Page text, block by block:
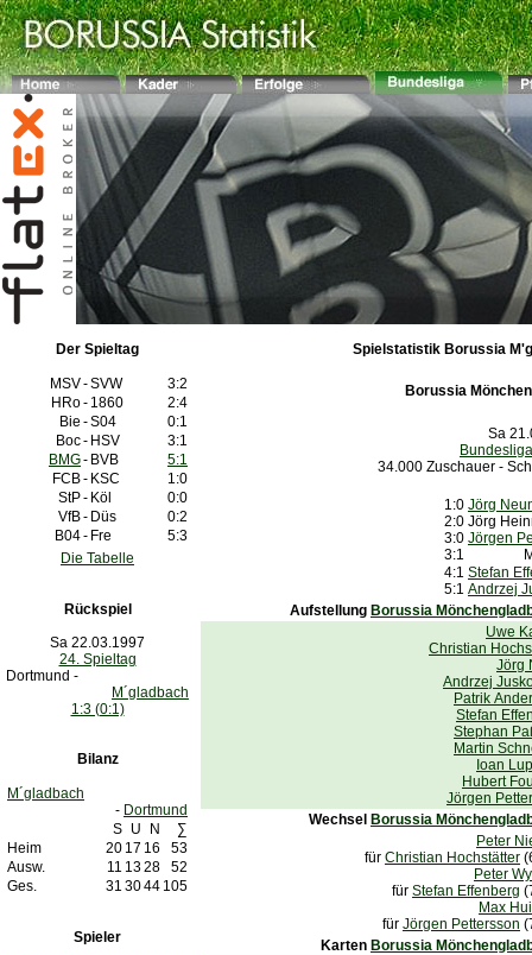
Der Spieltag
MSV-SVW
3:2
HRo- 1860
2:4
Bie -S04
0:1
Boc- HSV
3:1
BMG- BVB
5:1
FCB- KSC
1:0
StP- Köl
0:0
VfB- Düs
0:2
B04- Fre
5:3
Die Tabelle
Rückspiel
Sa 22.03.1997
24. Spieltag
Dortmund -
M´gladbach
1:3 (0:1)
Bilanz
M´gladbach
- Dortmund
S U N
∑
Heim
20 17 16
53
Ausw.
11 1328
52
Ges.
31 3044 105
Spieler
Spielstatistik Borussia
Borussia
Sa
34.000 Zuschauer -
1:0 Jörg
2:0 Jörg
3:0 Jörgen
3:1
4:1 Stefan
5:1 Andrzej
Aufstellung Borussia
Uwe
Christian
Jörg
Andrzej
Patrik
Stefan
Stephan
Martin
Ioan
Hubert
Jörgen
Wechsel Borussia
Peter
für Christian Hochstätter
Peter
für Stefan Effenberg
Max
für Jörgen Pettersson
Karten Borussia